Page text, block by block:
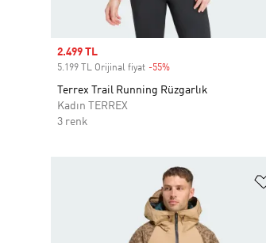
Sale price
2.499 TL
5.199 TL Orijinal fiyat -55%
Terrex Trail Running Rüzgarlık
Kadın TERREX
3 renk